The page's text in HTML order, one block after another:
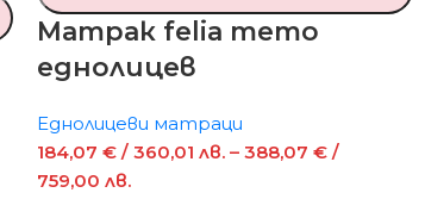
Матрак felia memo
еднолицев
Еднолицеви матраци
184,07 € / 360,01 лв. – 388,07 € /
759,00 лв.